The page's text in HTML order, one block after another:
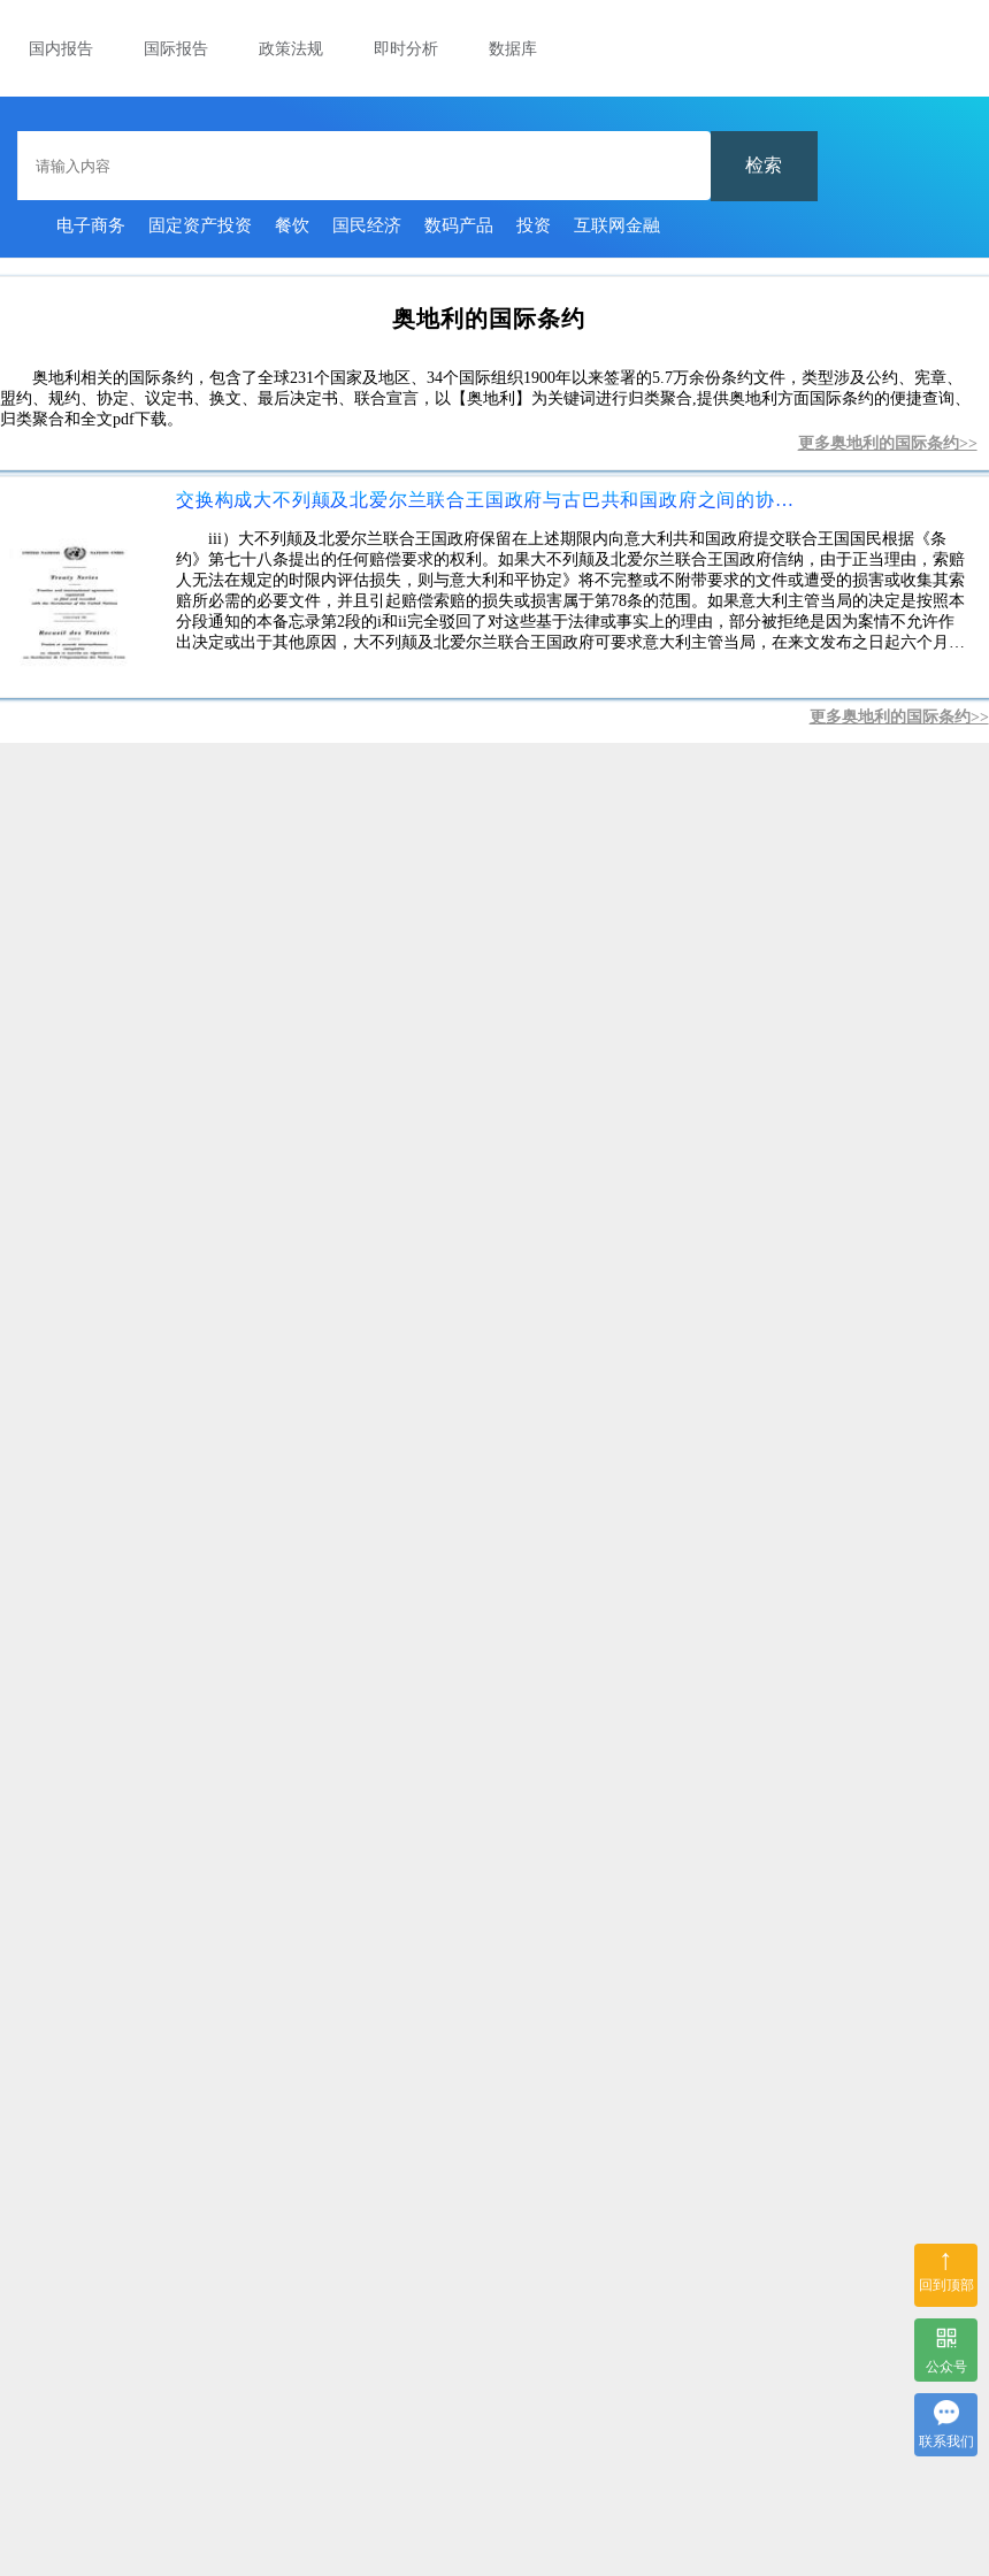
国内报告 国际报告 政策法规 即时分析 数据库
检索
电子商务 固定资产投资 餐饮 国民经济 数码产品 投资 互联网金融
奥地利的国际条约
奥地利相关的国际条约，包含了全球231个国家及地区、34个国际组织1900年以来签署的5.7万余份条约文件，类型涉及公约、宪章、
盟约、规约、协定、议定书、换文、最后决定书、联合宣言，以【奥地利】为关键词进行归类聚合,提供奥地利方面国际条约的便捷查询、
归类聚合和全文pdf下载。
更多奥地利的国际条约>>
交换构成大不列颠及北爱尔兰联合王国政府与古巴共和国政府之间的协定附表的附则，以修订其附表，以供各自领土之间和以外的航空服务使用
iii）大不列颠及北爱尔兰联合王国政府保留在上述期限内向意大利共和国政府提交联合王国国民根据《条
约》第七十八条提出的任何赔偿要求的权利。如果大不列颠及北爱尔兰联合王国政府信纳，由于正当理由，索赔
人无法在规定的时限内评估损失，则与意大利和平协定》将不完整或不附带要求的文件或遭受的损害或收集其索
赔所必需的必要文件，并且引起赔偿索赔的损失或损害属于第78条的范围。如果意大利主管当局的决定是按照本
分段通知的本备忘录第2段的i和ii完全驳回了对这些基于法律或事实上的理由，部分被拒绝是因为案情不允许作
出决定或出于其他原因，大不列颠及北爱尔兰联合王国政府可要求意大利主管当局，在来文发布之日起六个月
税与贸易总协定》的条款，并考虑到上述条件，并且大不列颠及北爱尔兰联合王国和土耳其共和国是该协定的缔
约方，上述《贸易和航行协定》第16条只要大不列颠及北爱尔兰联合王国和土耳其共和国将按照该条约成为关税
更多奥地利的国际条约>>
↑
回到顶部
公众号
联系我们